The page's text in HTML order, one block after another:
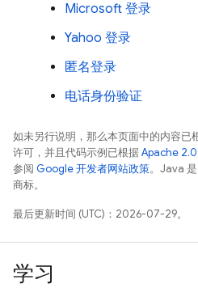
Microsoft 登录
Yahoo 登录
匿名登录
电话身份验证
如未另行说明，那么本页面中的内容已
许可，并且代码示例已根据Apache
参阅 Google 开发者网站政策。Java
商标。
最后更新时间 (UTC)：2026-07-29。
学习